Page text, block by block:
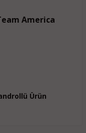
America
Ürün